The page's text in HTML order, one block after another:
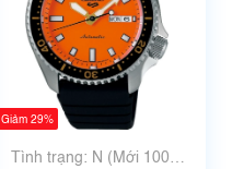
Giảm 29%
Tình trạng: N (Mới 100%